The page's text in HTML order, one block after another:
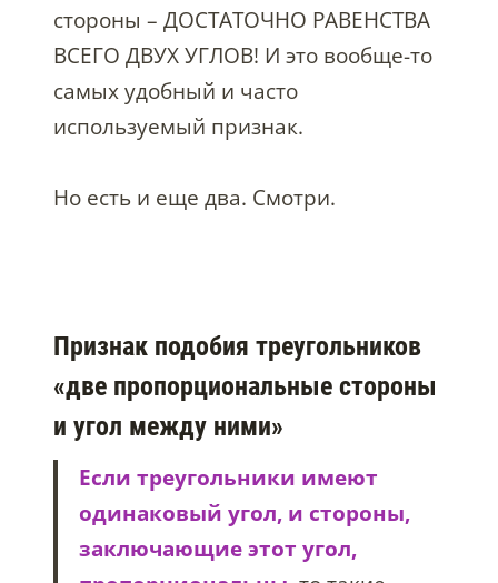
стороны – ДОСТАТОЧНО РАВЕНСТВА
ВСЕГО ДВУХ УГЛОВ! И это вообще-то
самых удобный и часто
используемый признак.
Но есть и еще два. Смотри.
Признак подобия треугольников
«две пропорциональные стороны
и угол между ними»
Если треугольники имеют
одинаковый угол, и стороны,
заключающие этот угол,